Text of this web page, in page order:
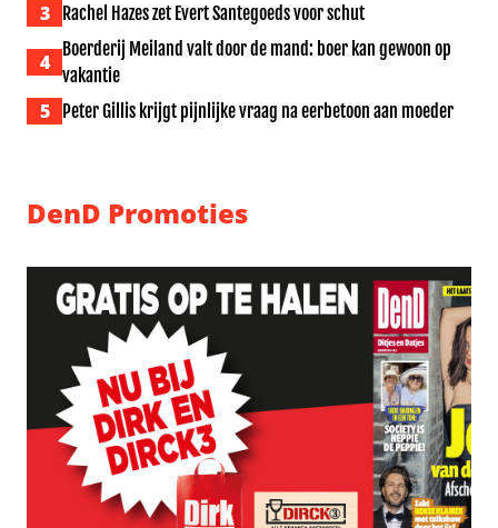
3 Rachel Hazes zet Evert Santegoeds voor schut
4
Boerderij Meiland valt door de mand: boer kan gewoon op
vakantie
5 Peter Gillis krijgt pijnlijke vraag na eerbetoon aan moeder
DenD Promoties